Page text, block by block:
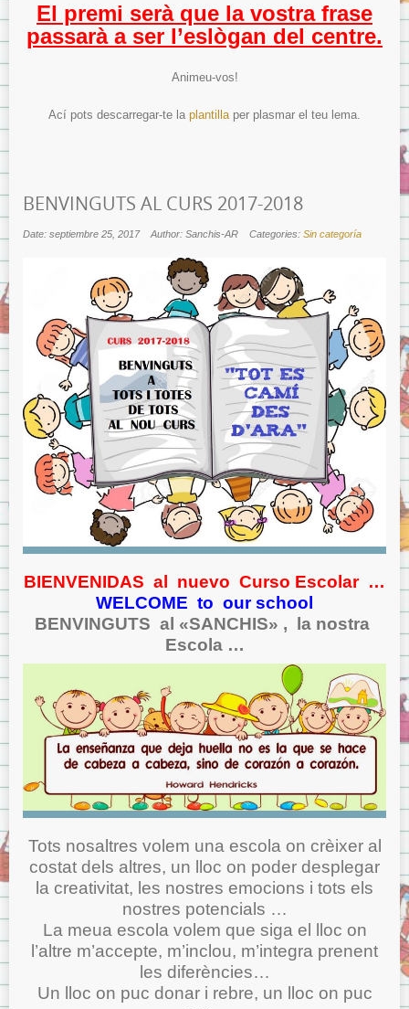
El premi serà que la vostra frase
passarà a ser l’eslògan del centre.
Animeu-vos!
Ací pots descarregar-te la plantilla per plasmar el teu lema.
BENVINGUTS AL CURS 2017-2018
Date: septiembre 25, 2017 Author: Sanchis-AR Categories: Sin categoría
BIENVENIDAS al nuevo Curso Escolar …
WELCOME to our school
BENVINGUTS al «SANCHIS» , la nostra
Escola …
Tots nosaltres volem una escola on crèixer al
costat dels altres, un lloc on poder desplegar
la creativitat, les nostres emocions i tots els
nostres potencials …
La meua escola volem que siga el lloc on
l’altre m’accepte, m’inclou, m’integra prenent
les diferències…
Un lloc on puc donar i rebre, un lloc on puc